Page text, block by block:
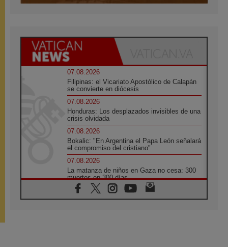
07.08.2026
Filipinas: el Vicariato Apostólico de Calapán
se convierte en diócesis
07.08.2026
Honduras: Los desplazados invisibles de una
crisis olvidada
07.08.2026
Bokalic: "En Argentina el Papa León señalará
el compromiso del cristiano"
07.08.2026
La matanza de niños en Gaza no cesa: 300
muertos en 300 días
07.08.2026
Tagle: La guerra desfigura el mundo, solo la